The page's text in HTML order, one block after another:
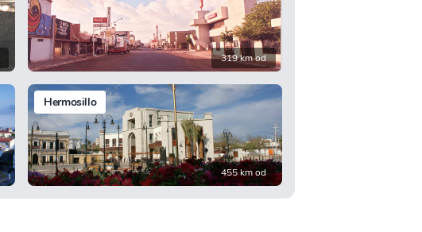
319 km od
Hermosillo
455 km od